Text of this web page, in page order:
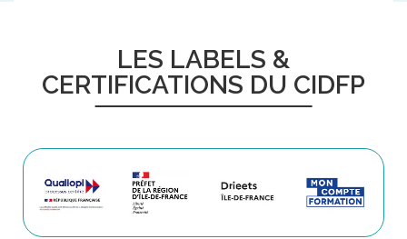
LES LABELS &
CERTIFICATIONS DU CIDFP